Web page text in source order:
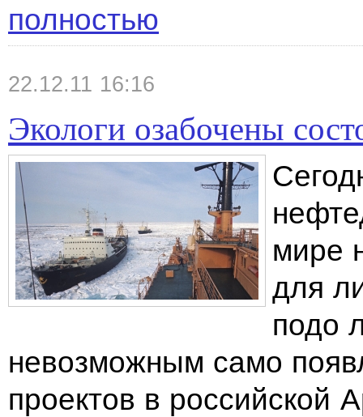
полностью
22.12.11 16:16
Экологи озабочены
мире
для
подо
невозможным само
проектов в российской